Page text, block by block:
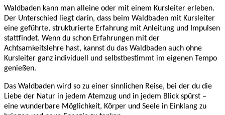
Waldbaden kann man alleine oder mit einem Kursleiter erleben.
Der Unterschied liegt darin, dass beim Waldbaden mit Kursleiter
eine geführte, strukturierte Erfahrung mit Anleitung und Impulsen
stattfindet. Wenn du schon Erfahrungen mit der
Achtsamkeitslehre hast, kannst du das Waldbaden auch ohne
Kursleiter ganz individuell und selbstbestimmt im eigenen Tempo
genießen.
Das Waldbaden wird so zu einer sinnlichen Reise, bei der du die
Liebe der Natur in jedem Atemzug und in jedem Blick spürst –
eine wunderbare Möglichkeit, Körper und Seele in Einklang zu